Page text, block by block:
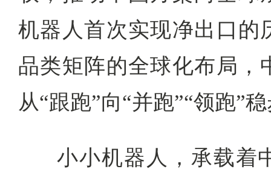
机器人首次实现净出口的
品类矩阵的全球化布局，
从“跟跑”向“并跑”“领跑”
小小机器人，承载着